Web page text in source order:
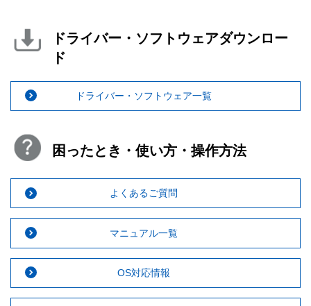
ドライバー・ソフトウェアダウンロー
ド
ドライバー・ソフトウェア一覧
困ったとき・使い方・操作方法
よくあるご質問
マニュアル一覧
OS対応情報